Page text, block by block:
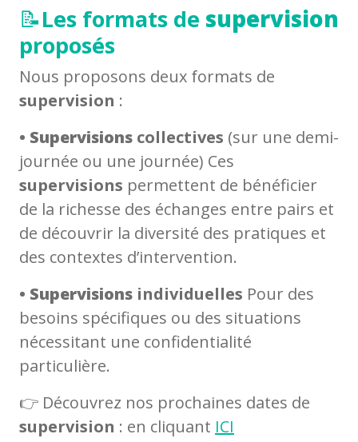
📝Les formats de supervision
proposés
Nous proposons deux formats de
supervision :
• Supervisions collectives (sur une demi-
journée ou une journée) Ces
supervisions permettent de bénéficier
de la richesse des échanges entre pairs et
de découvrir la diversité des pratiques et
des contextes d’intervention.
• Supervisions individuelles Pour des
besoins spécifiques ou des situations
nécessitant une confidentialité
particulière.
👉 Découvrez nos prochaines dates de
supervision : en cliquant ICI